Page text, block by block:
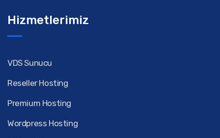
Hizmetlerimiz
VDS Sunucu
Reseller Hosting
Premium Hosting
Wordpress Hosting